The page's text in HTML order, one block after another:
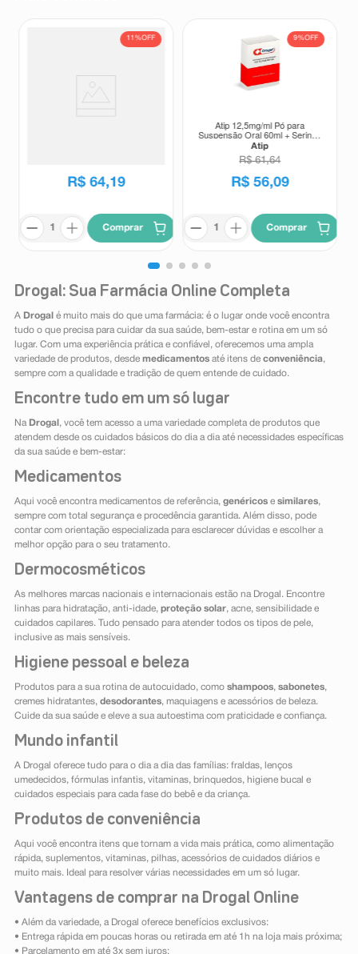
11%OFF
R$ 64,19
Comprar
9%OFF
Atip 12,5mg/ml Pó para
Suspensão Oral 60ml + Seringa
Dosadora
Atip
R$ 61,64
R$ 56,09
Comprar
Drogal: Sua Farmácia Online Completa
A Drogal é muito mais do que uma farmácia: é o lugar onde você encontra
tudo o que precisa para cuidar da sua saúde, bem-estar e rotina em um só
lugar. Com uma experiência prática e confiável, oferecemos uma ampla
variedade de produtos, desde medicamentosaté itens de conveniência,
sempre com a qualidade e tradição de quem entende de cuidado.
Encontre tudo em um só lugar
Na Drogal , você tem acesso a uma variedade completa de produtos que
atendem desde os cuidados básicos do dia a dia até necessidades específicas
da sua saúde e bem-estar:
Medicamentos
Aqui você encontra medicamentos de referência, genéricose similares,
sempre com total segurança e procedência garantida. Além disso, pode
contar com orientação especializada para esclarecer dúvidas e escolher a
melhor opção para o seu tratamento.
Dermocosméticos
As melhores marcas nacionais e internacionais estão na Drogal. Encontre
linhas para hidratação, anti-idade, proteção solar, acne, sensibilidade e
cuidados capilares. Tudo pensado para atender todos os tipos de pele,
inclusive as mais sensíveis.
Higiene pessoal e beleza
Produtos para a sua rotina de autocuidado, como shampoos, sabonetes,
cremes hidratantes, desodorantes, maquiagens e acessórios de beleza.
Cuide da sua saúde e eleve a sua autoestima com praticidade e confiança.
Mundo infantil
A Drogal oferece tudo para o dia a dia das famílias: fraldas, lenços
umedecidos, fórmulas infantis, vitaminas, brinquedos, higiene bucal e
cuidados especiais para cada fase do bebê e da criança.
Produtos de conveniência
Aqui você encontra itens que tornam a vida mais prática, como alimentação
rápida, suplementos, vitaminas, pilhas, acessórios de cuidados diários e
muito mais. Ideal para resolver várias necessidades em um só lugar.
Vantagens de comprar na Drogal Online
• Além da variedade, a Drogal oferece benefícios exclusivos:
• Entrega rápida em poucas horas ou retirada em até 1h na loja mais próxima;
• Parcelamento em até 3x sem juros;